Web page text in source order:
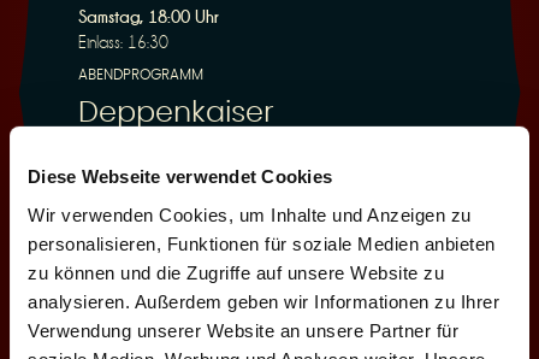
Diese Webseite verwendet Cookies
Wir verwenden Cookies, um Inhalte und Anzeigen zu
personalisieren, Funktionen für soziale Medien anbieten
zu können und die Zugriffe auf unsere Website zu
analysieren. Außerdem geben wir Informationen zu Ihrer
Verwendung unserer Website an unsere Partner für
Samstag, 18:00 Uhr
Einlass: 16:30
ABENDPROGRAMM
Deppenkaiser
06.12.2026
Sonntag, 18:00 Uhr
Einlass: 16:30